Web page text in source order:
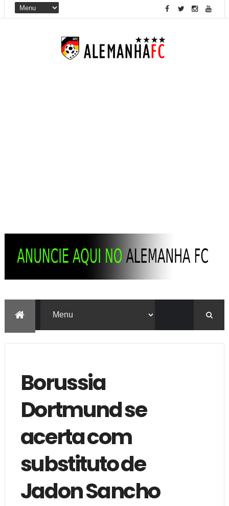
Borussia
Dortmund se
acerta com
substituto de
Jadon Sancho